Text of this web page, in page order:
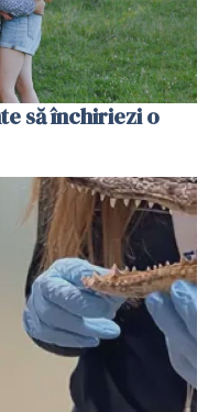
să închiriezi o